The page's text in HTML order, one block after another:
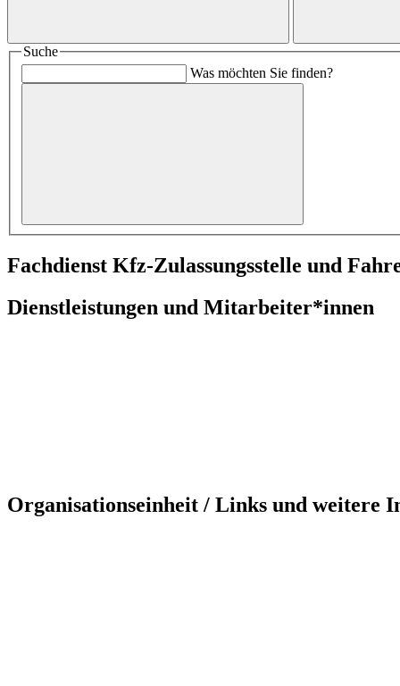
Suche
Was möchten Sie finden?
Fachdienst Kfz-Zulassungsstelle und
Dienstleistungen und Mitarbeiter*innen
Organisationseinheit / Links und weitere